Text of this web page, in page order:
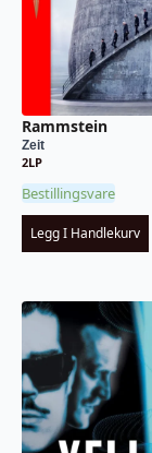
Rammstein
Zeit
2LP
Bestillingsvare
Legg I Handlekurv